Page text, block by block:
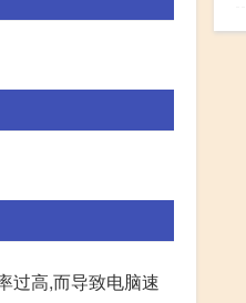
过高,而导致电脑速